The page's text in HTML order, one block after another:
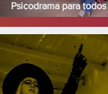
Psicodrama para todos